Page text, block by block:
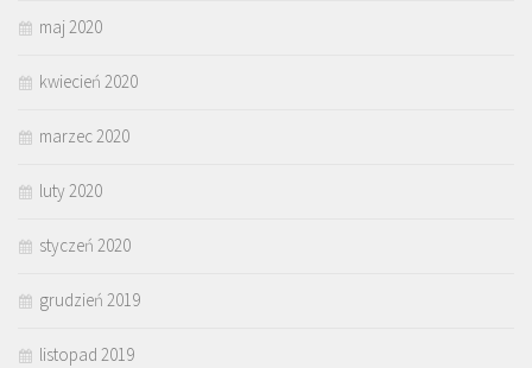
maj 2020
kwiecień 2020
marzec 2020
luty 2020
styczeń 2020
grudzień 2019
listopad 2019